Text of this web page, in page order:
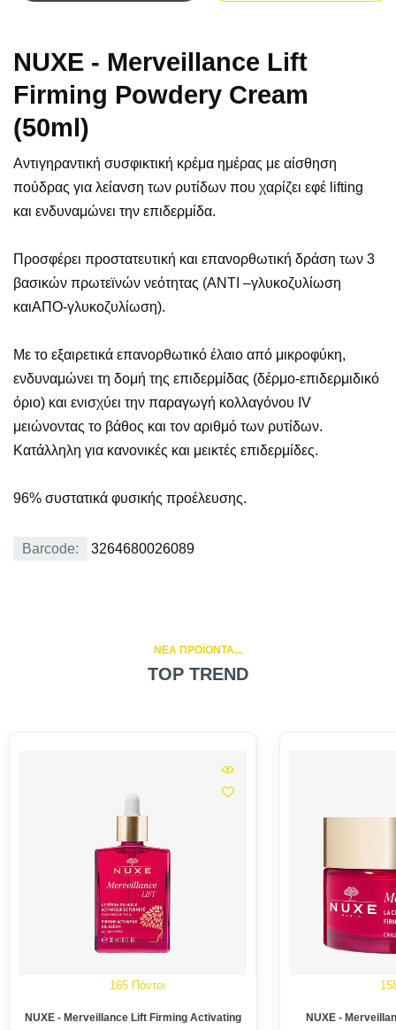
NUXE - Merveillance Lift
Firming Powdery Cream
(50ml)
Αντιγηραντική συσφικτική κρέμα ημέρας με αίσθηση
πούδρας για λείανση των ρυτίδων που χαρίζει εφέ lifting
και ενδυναμώνει την επιδερμίδα.
Προσφέρει προστατευτική και επανορθωτική δράση των 3
βασικών πρωτεϊνών νεότητας (ΑΝΤΙ –γλυκοζυλίωση
καιΑΠΟ-γλυκοζυλίωση).
Με το εξαιρετικά επανορθωτικό έλαιο από μικροφύκη,
ενδυναμώνει τη δομή της επιδερμίδας (δέρμο-επιδερμιδικό
όριο) και ενισχύει την παραγωγή κολλαγόνου IV
μειώνοντας το βάθος και τον αριθμό των ρυτίδων.
Κατάλληλη για κανονικές και μεικτές επιδερμίδες.
96% συστατικά φυσικής προέλευσης.
Barcode: 3264680026089
NEA ΠΡΟΪΟΝΤΑ...
TOP TREND
165 Πόντοι
NUXE - Merveillance Lift Firming Activating
NUXE -